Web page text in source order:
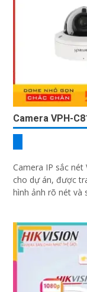
Camera VPH-
Camera IP sắc
cho dự án, được